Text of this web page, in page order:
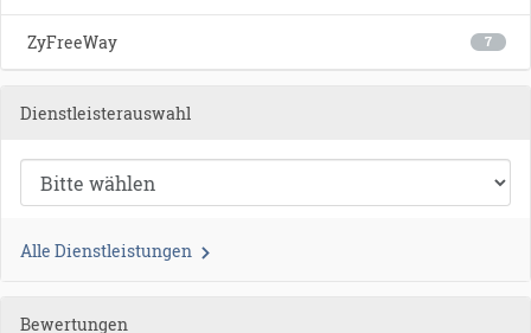
7
ZyFreeWay
Dienstleisterauswahl
Alle Dienstleistungen
Bewertungen